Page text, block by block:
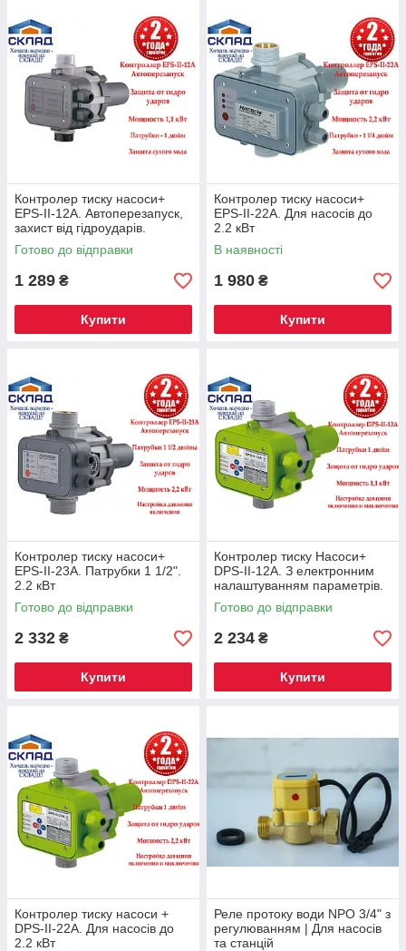
Контролер тиску насоси+
EPS-II-12A. Автоперезапуск,
захист від гідроударів.
Готово до відправки
1 289 ₴
Купити
Контролер тиску насоси+
EPS-II-22A. Для насосів до
2.2 кВт
В наявності
1 980 ₴
Купити
Контролер тиску насоси+
EPS-II-23A. Патрубки 1 1/2".
2.2 кВт
Готово до відправки
2 332 ₴
Купити
Контролер тиску Насоси+
DPS-II-12A. З електронним
налаштуванням параметрів.
Готово до відправки
2 234 ₴
Купити
Контролер тиску насоси +
DPS-II-22A. Для насосів до
2.2 кВт
Реле протоку води NPO 3/4" з
регулюванням | Для насосів
та станцій